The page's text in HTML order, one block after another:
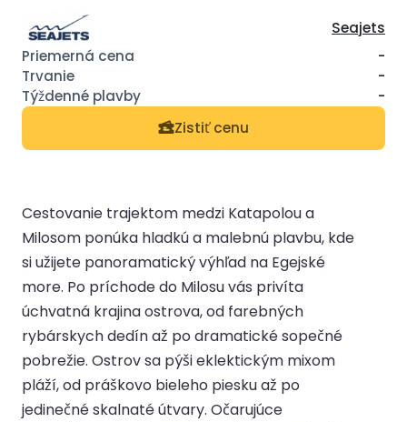
Seajets
-
-
-
Zistiť cenu
Cestovanie trajektom medzi Katapolou a
Milosom ponúka hladkú a malebnú plavbu, kde
si užijete panoramatický výhľad na Egejské
more. Po príchode do Milosu vás privíta
úchvatná krajina ostrova, od farebných
rybárskych dedín až po dramatické sopečné
pobrežie. Ostrov sa pýši eklektickým mixom
pláží, od práškovo bieleho piesku až po
jedinečné skalnaté útvary. Očarujúce